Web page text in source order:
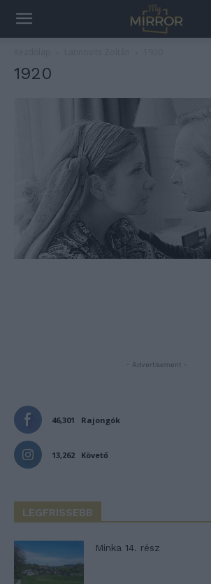
1920
- Advertisement -
46,301 Rajongók
13,262 Követő
LEGFRISSEBB
Minka 14. rész